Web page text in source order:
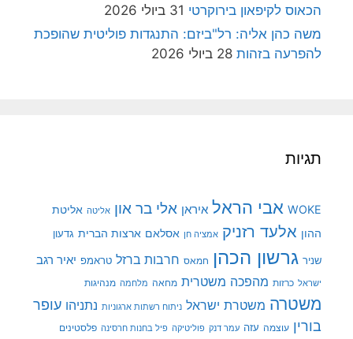
הכאוס לקיפאון בירוקרטי 31 ביולי 2026
משה כהן אליה: רל"ביזם: התנגדות פוליטית שהופכת
להפרעה בזהות 28 ביולי 2026
תגיות
WOKE אבי הראל איראן אלי בר און אליטה אליטת
ההון אלעד רזניק אמציה חן אסלאם ארצות הברית גדעון
שניר גרשון הכהן חמאס חרבות ברזל טראמפ יאיר רגב
ישראל כרזות מהפכה משטרית מחאה מלחמה מנהיגות
משטרה משטרת ישראל ניתוח רשתות ארגוניות נתניהו עופר
בורין עוצמה עזה עמר דנק פוליטיקה פיל בחנות חרסינה פלסטינים